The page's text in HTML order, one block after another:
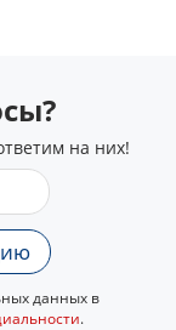
на них!
данных в
.